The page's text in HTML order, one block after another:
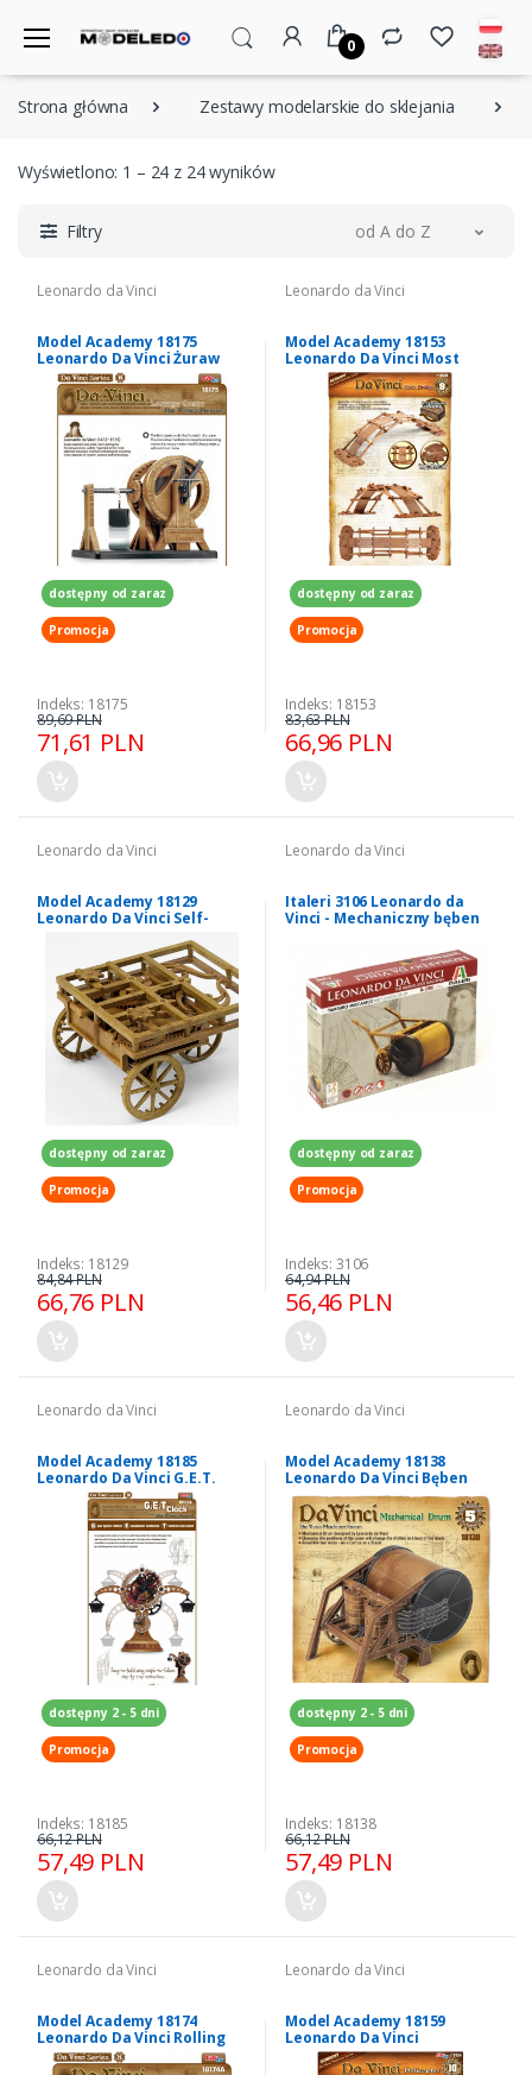
0
Strona główna Zestawy modelarskie do sklejania
Wyświetlono: 1 – 24 z 24 wyników
Filtry od A do Z
Leonardo da Vinci
Model Academy 18175
Leonardo Da Vinci Żuraw
dźwigniowy
dostępny od zaraz
Promocja
Indeks: 18175
71,61 PLN
89,69 PLN
Leonardo da Vinci
Model Academy 18153
Leonardo Da Vinci Most
dostępny od zaraz
Promocja
Indeks: 18153
66,96 PLN
83,63 PLN
Leonardo da Vinci
Model Academy 18129
Leonardo Da Vinci Self-
dostępny od zaraz
Promocja
Indeks: 18129
66,76 PLN
84,84 PLN
Leonardo da Vinci
Italeri 3106 Leonardo da
Vinci - Mechaniczny bęben
dostępny od zaraz
Promocja
Indeks: 3106
56,46 PLN
64,94 PLN
Leonardo da Vinci
Model Academy 18185
Leonardo Da Vinci G.E.T.
dostępny 2 - 5 dni
Promocja
Indeks: 18185
57,49 PLN
66,12 PLN
Leonardo da Vinci
Model Academy 18138
Leonardo Da Vinci Bęben
mechaniczny
dostępny 2 - 5 dni
Promocja
Indeks: 18138
57,49 PLN
66,12 PLN
Leonardo da Vinci
Model Academy 18174
Leonardo Da Vinci Rolling
Ball Timer
Leonardo da Vinci
Model Academy 18159
Leonardo Da Vinci
Helikopter